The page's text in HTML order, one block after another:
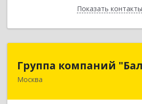
Показать контакты
Назад
Группа компаний
Москва
Группа компаний
127238, Москва г,